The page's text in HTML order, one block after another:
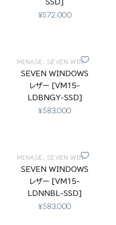
SSD]
¥572,000
MINASE , SEVEN WINDOWS
SEVEN WINDOWS
レザー [VM15-
LDBNGY-SSD]
¥583,000
MINASE , SEVEN WINDOWS
SEVEN WINDOWS
レザー [VM15-
LDNNBL-SSD]
¥583,000